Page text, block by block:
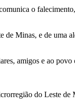
o
Minas, e de uma
amigos e ao povo
do Leste de